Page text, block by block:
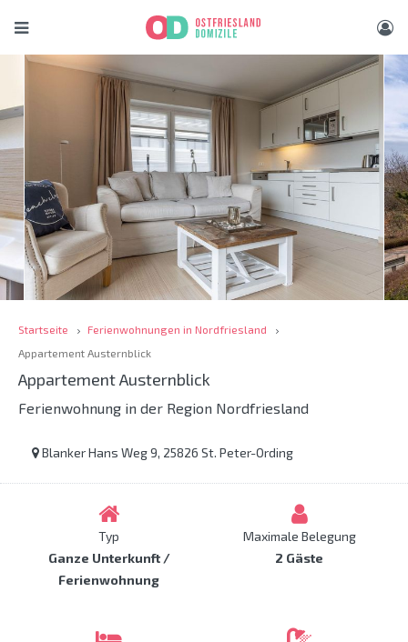
Startseite
Ferienwohnungen in Nordfriesland
Appartement Austernblick
Appartement Austernblick
Ferienwohnung in der Region Nordfriesland
Blanker Hans Weg 9, 25826 St. Peter-Ording
Typ
Ganze Unterkunft /
Ferienwohnung
Maximale Belegung
2 Gäste